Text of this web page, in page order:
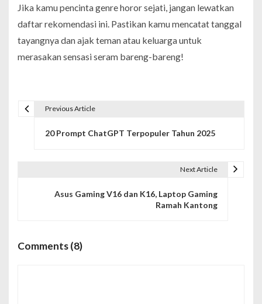
Jika kamu pencinta genre horor sejati, jangan lewatkan
daftar rekomendasi ini. Pastikan kamu mencatat tanggal
tayangnya dan ajak teman atau keluarga untuk
merasakan sensasi seram bareng-bareng!
s
Previous Article
20 Prompt ChatGPT Terpopuler Tahun 2025
Next Article
Asus Gaming V16 dan K16, Laptop Gaming
Ramah Kantong
Comments (8)